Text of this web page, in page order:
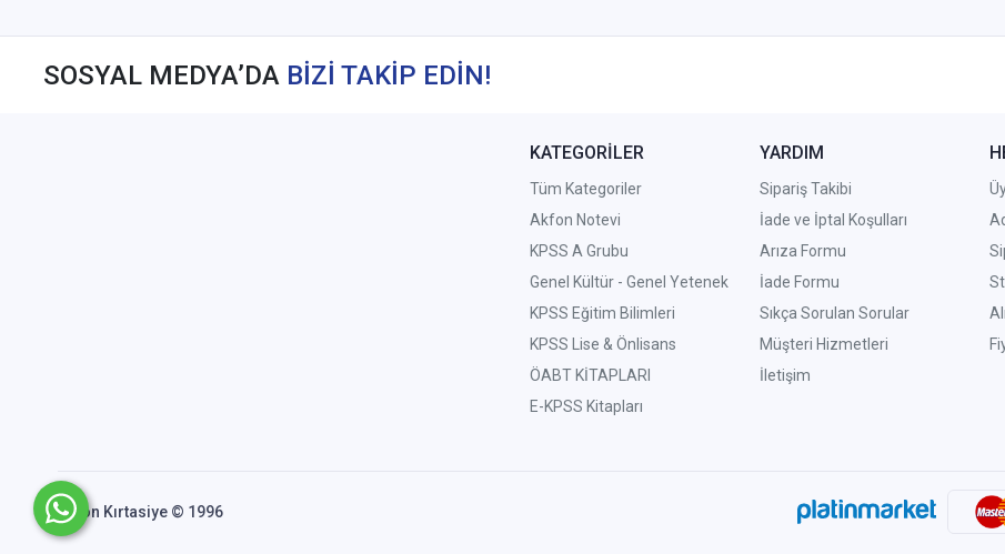
SOSYAL MEDYA’DA BİZİ TAKİP EDİN!
KATEGORİLER
Tüm Kategoriler
Akfon Notevi
KPSS A Grubu
Genel Kültür - Genel Yetenek
KPSS Eğitim Bilimleri
KPSS Lise & Önlisans
ÖABT KİTAPLARI
E-KPSS Kitapları
YARDIM
Sipariş Takibi
İade ve İptal Koşulları
Arıza Formu
İade Formu
Sıkça Sorulan Sorular
Müşteri Hizmetleri
İletişim
Akfon Kırtasiye © 1996